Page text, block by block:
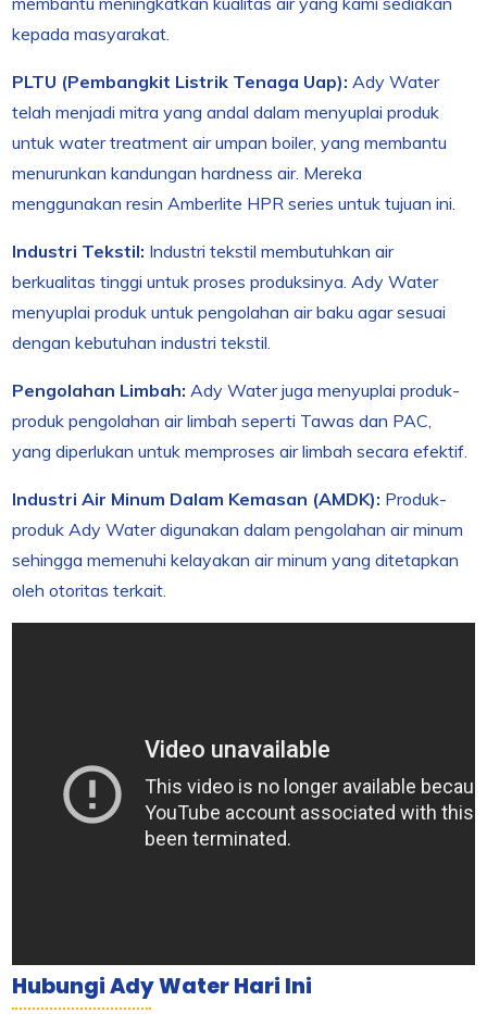
kepada masyarakat.
PLTU (Pembangkit Listrik Tenaga Uap): Ady Water
telah menjadi mitra yang andal dalam menyuplai produk
untuk water treatment air umpan boiler, yang membantu
menurunkan kandungan hardness air. Mereka
menggunakan resin Amberlite HPR series untuk tujuan ini.
Industri Tekstil: Industri tekstil membutuhkan air
berkualitas tinggi untuk proses produksinya. Ady Water
menyuplai produk untuk pengolahan air baku agar sesuai
dengan kebutuhan industri tekstil.
Pengolahan Limbah: Ady Water juga menyuplai produk-
produk pengolahan air limbah seperti Tawas dan PAC,
yang diperlukan untuk memproses air limbah secara efektif.
Industri Air Minum Dalam Kemasan (AMDK): Produk-
produk Ady Water digunakan dalam pengolahan air minum
sehingga memenuhi kelayakan air minum yang ditetapkan
oleh otoritas terkait.
Hubungi Ady Water Hari Ini